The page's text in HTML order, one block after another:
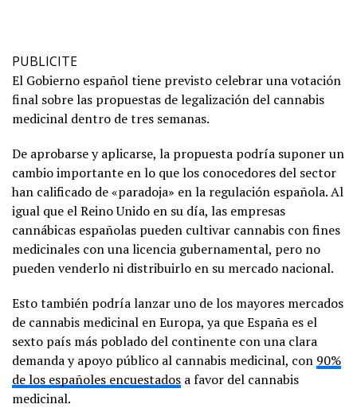
PUBLICITE
El Gobierno español tiene previsto celebrar una votación
final sobre las propuestas de legalización del cannabis
medicinal dentro de tres semanas.
De aprobarse y aplicarse, la propuesta podría suponer un
cambio importante en lo que los conocedores del sector
han calificado de «paradoja» en la regulación española. Al
igual que el Reino Unido en su día, las empresas
cannábicas españolas pueden cultivar cannabis con fines
medicinales con una licencia gubernamental, pero no
pueden venderlo ni distribuirlo en su mercado nacional.
Esto también podría lanzar uno de los mayores mercados
de cannabis medicinal en Europa, ya que España es el
sexto país más poblado del continente con una clara
demanda y apoyo público al cannabis medicinal, con 90%
de los españoles encuestados a favor del cannabis
medicinal.